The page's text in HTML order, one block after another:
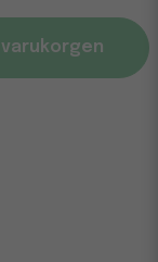
varukorgen